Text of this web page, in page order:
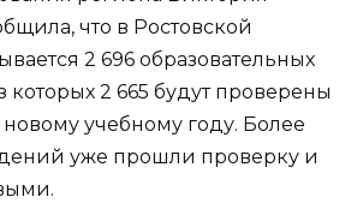
что в Ростовской
2 696 образовательных
2 665 будут проверены
новому учебному году. Более
уже прошли проверку и